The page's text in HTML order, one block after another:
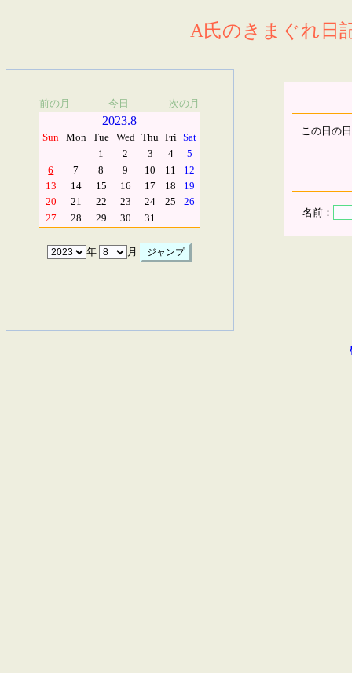
A氏のきまぐれ日
前の月 今日 次の月
2023.8
Sun Mon Tue Wed Thu Fri Sat
1
2 3 4
5
6
7 8 9 10 11
12
13
14 15 16 17 18
19
20
21 22 23 24 25
26
27
28 29 30 31
年 月
この日の
名前：